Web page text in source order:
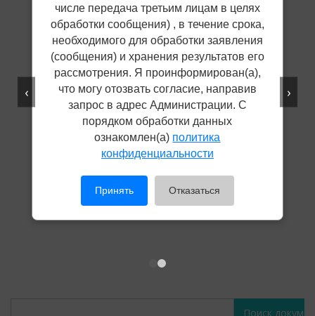
числе передача третьим лицам в целях
обработки сообщения) , в течение срока,
необходимого для обработки заявления
(сообщения) и хранения результатов его
рассмотрения. Я проинформирован(а),
что могу отозвать согласие, направив
запрос в адрес Администрации. С
порядком обработки данных
ознакомлен(а) политика
конфиденциальности
Принять Отказаться
‹ ›